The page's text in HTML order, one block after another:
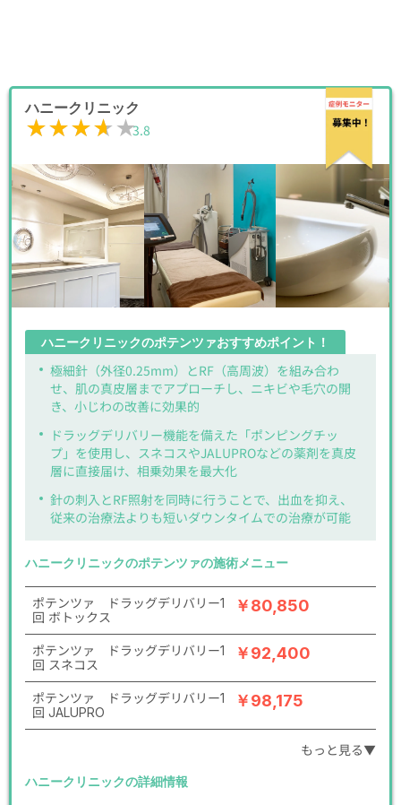
ハニークリニック
★★★★★
★★★★★3.8
ハニークリニックのポテンツァおすすめポイント！
極細針（外径0.25mm）とRF（高周波）を組み合わ
せ、肌の真皮層までアプローチし、ニキビや毛穴の開
き、小じわの改善に効果的
ドラッグデリバリー機能を備えた「ポンピングチッ
プ」を使用し、スネコスやJALUPROなどの薬剤を真皮
層に直接届け、相乗効果を最大化
針の刺入とRF照射を同時に行うことで、出血を抑え、
従来の治療法よりも短いダウンタイムでの治療が可能
ハニークリニックのポテンツァの施術メニュー
ポテンツァ ドラッグデリバリー1
回 ボトックス
￥80,850
ポテンツァ ドラッグデリバリー1
回 スネコス
￥92,400
ポテンツァ ドラッグデリバリー1
回 JALUPRO
￥98,175
もっと見る▼
ハニークリニックの詳細情報